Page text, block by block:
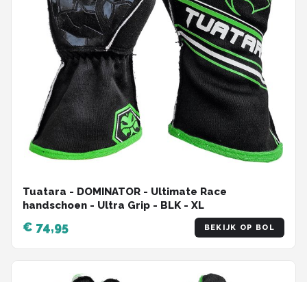
Tuatara - DOMINATOR - Ultimate Race
handschoen - Ultra Grip - BLK - XL
€ 74,95 BEKIJK OP BOL